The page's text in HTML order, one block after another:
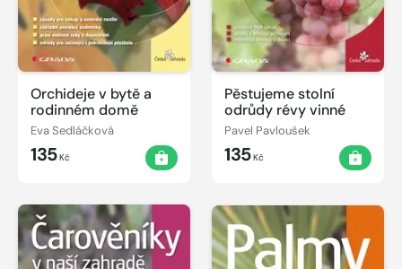
Orchideje v bytě a
rodinném domě
Eva Sedláčková
135Kč
Pěstujeme stolní
odrůdy révy vinné
Pavel Pavloušek
135Kč